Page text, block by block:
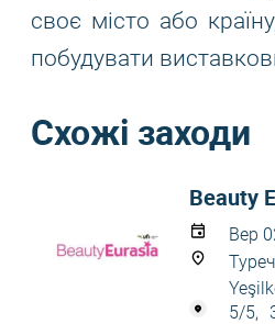
своє місто або
побудувати
Схожі заходи
Beauty
Вер
5/5,